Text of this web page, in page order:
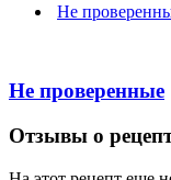
Не
Не проверенные
Отзывы о